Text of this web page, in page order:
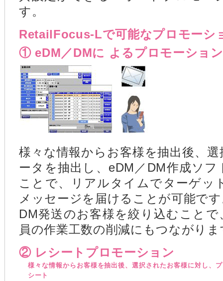
す。
RetailFocus-Lで可能なプロモーシ
① eDM／DMに よるプロモーション
様々な情報からお客様を抽出後、
ータを抽出し、eDM／DM作成ソ
ことで、リアルタイムでターゲッ
メッセージを届けることが可能で
DM発送のお客様を絞り込むこと
員の作業工数の削減にもつながりま
② レシートプロモーション
様々な情報からお客様を抽出後、選択されたお客様に対し、
シート